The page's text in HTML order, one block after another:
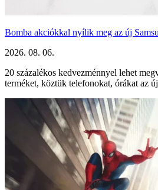
Bomba akciókkal nyílik meg az új
2026. 08. 06.
20 százalékos kedvezménnyel lehet
terméket, köztük telefonokat, órákat az új